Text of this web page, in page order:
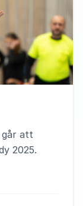
går att
2025.